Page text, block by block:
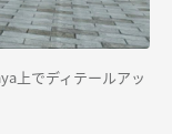
上でディテールアッ